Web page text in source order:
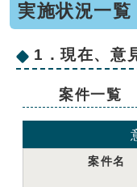
実施状況一覧
1．現在、意
案件一覧
案件名